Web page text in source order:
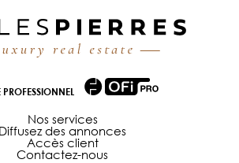
PROFESSIONNEL
Nos services
Diffusez des annonces
Accès client
Contactez-nous